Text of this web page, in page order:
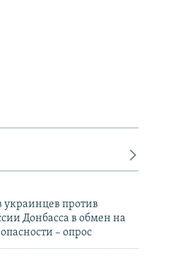
украинцев против
Донбасса в обмен на
– опрос